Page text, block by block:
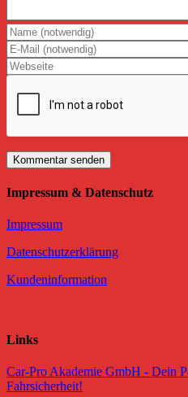
Impressum & Datenschutz
Impressum
Datenschutzerklärung
Kundeninformation
Links
Car-Pro Akademie GmbH - Dein
Fahrsicherheit!